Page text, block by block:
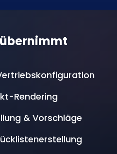
Rendering
& Vorschläge